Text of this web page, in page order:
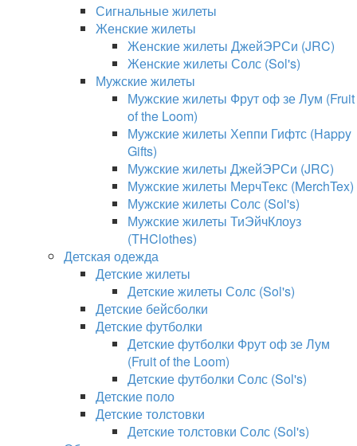
Сигнальные жилеты
Женские жилеты
Женские жилеты ДжейЭРСи (JRC)
Женские жилеты Солс (Sol's)
Мужские жилеты
Мужские жилеты Фрут оф зе Лум (Fruit
of the Loom)
Мужские жилеты Хеппи Гифтс (Happy
Gifts)
Мужские жилеты ДжейЭРСи (JRC)
Мужские жилеты МерчТекс (MerchTex)
Мужские жилеты Солс (Sol's)
Мужские жилеты ТиЭйчКлоуз
(THClothes)
Детская одежда
Детские жилеты
Детские жилеты Солс (Sol's)
Детские бейсболки
Детские футболки
Детские футболки Фрут оф зе Лум
(Fruit of the Loom)
Детские футболки Солс (Sol's)
Детские поло
Детские толстовки
Детские толстовки Солс (Sol's)